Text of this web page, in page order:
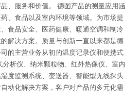
、服务和价值。 德图产品的测量应用涵
、食品以及室内环境等领域。为市场提
食品安全、医药健康、暖通空调和制冷
解决方案。质量与创新一直以来都是德
的主营业务从初的温度记录仪和便携式
分析仪、纳米颗粒物、红外热像仪、室内
度监测系统、变送器、智能型无线探头
自动化解决方案，客户对产品的多元化需